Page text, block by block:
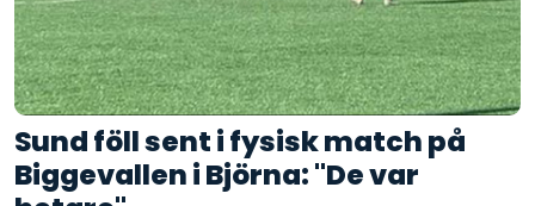
Sund föll sent i fysisk match på
Biggevallen i Björna: "De var